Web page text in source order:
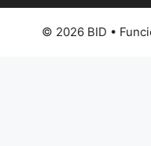
© 2026 BID •